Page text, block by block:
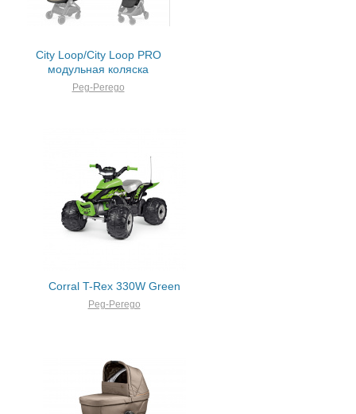
City Loop/City Loop PRO
модульная коляска
Peg-Perego
Corral T-Rex 330W Green
Peg-Perego